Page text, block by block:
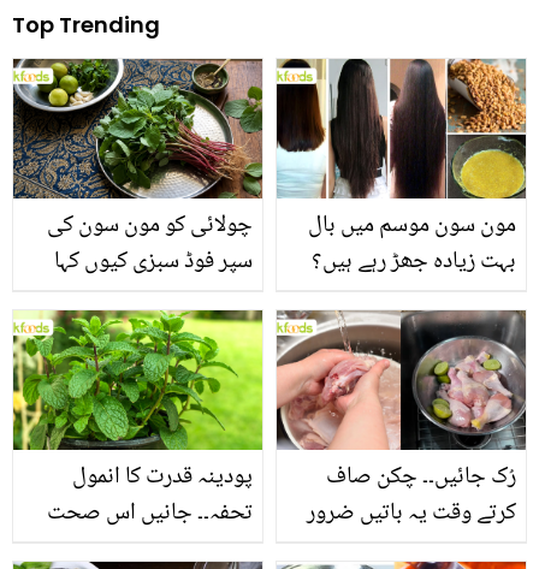
Top Trending
چولائی کو مون سون کی
سپر فوڈ سبزی کیوں کہا
منرلز اور اینٹی آکسیڈنٹس
سے بھرپور اس سبزی کے
فائدے
مون سون موسم میں بال
بہت زیادہ جھڑ رہے ہیں؟
بنانے کے چند قدرتی طریقے
پودینہ قدرت کا انمول
تحفہ۔۔ جانیں اس صحت
رُک جائیں۔۔ چکن صاف
کرتے وقت یہ باتیں ضرور